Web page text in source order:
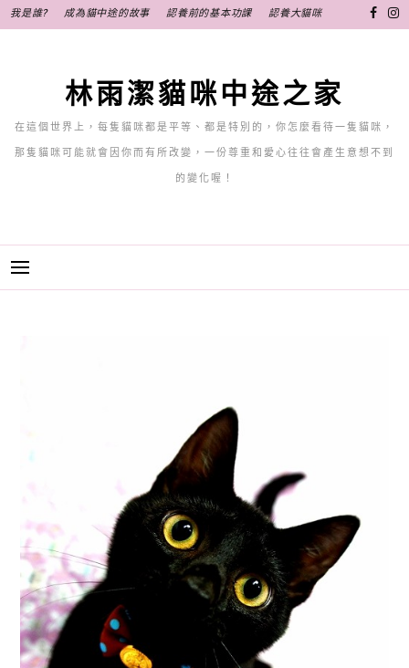
至
我是誰? 成為貓中途的故事 認養前的基本功課 認養大貓咪
林雨潔貓咪中途之家
在這個世界上，每隻貓咪都是平等、都是特別的，你怎麼看待一隻貓咪，
那隻貓咪可能就會因你而有所改變，一份尊重和愛心往往會產生意想不到
的變化喔！